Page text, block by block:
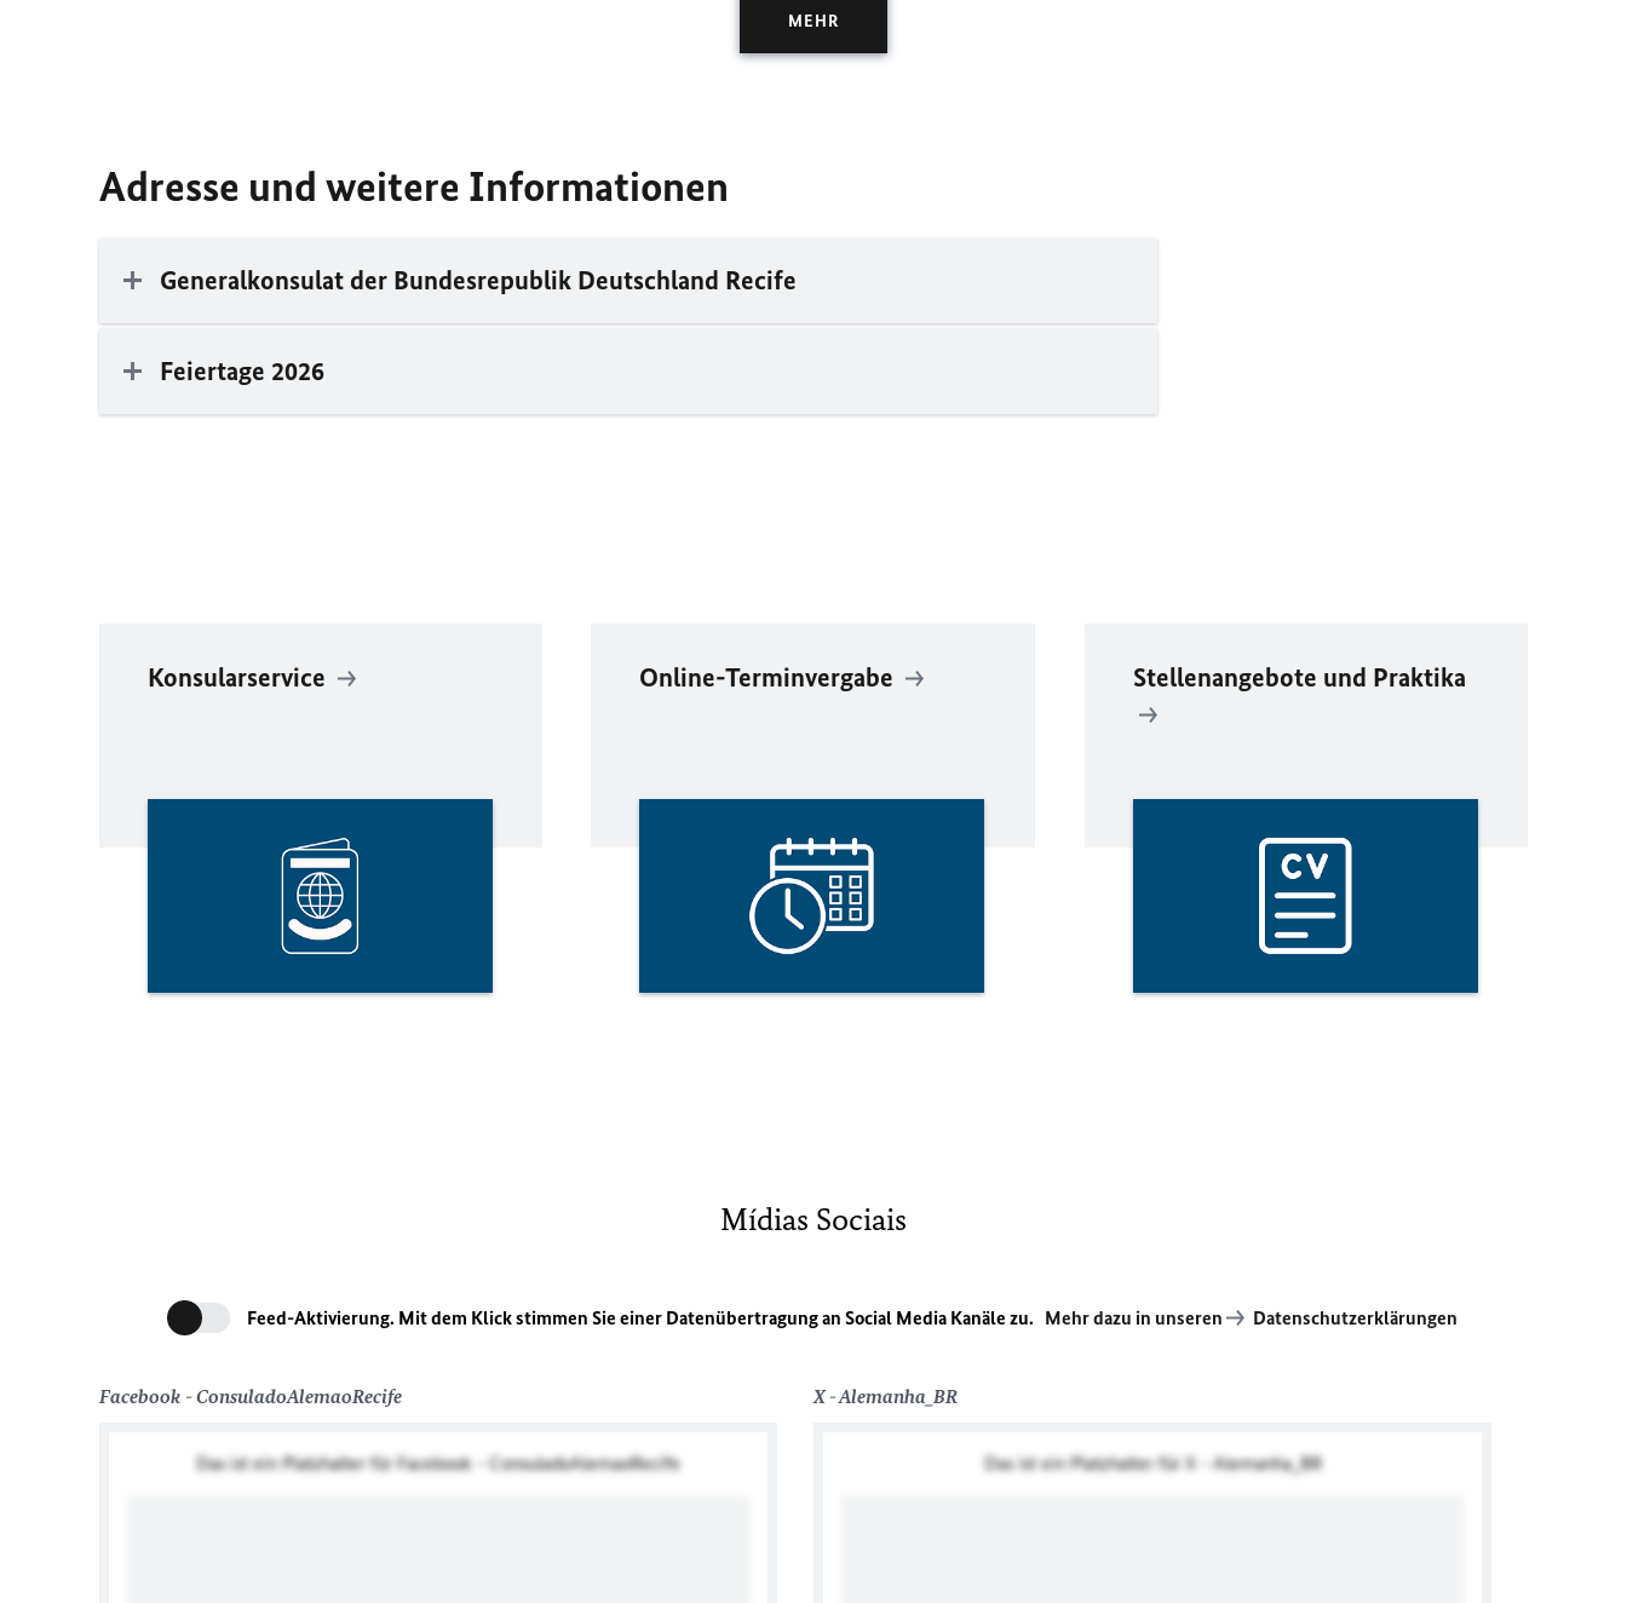
MEHR
Adresse und weitere Informationen
Generalkonsulat der Bundesrepublik Deutschland Recife
Feiertage 2026
Konsularservice Online-Terminvergabe Stellenangebote und Praktika
Mídias Sociais
Feed-Aktivierung. Mit dem Klick stimmen Sie einer Datenübertragung an Social Media Kanäle zu. Mehr dazu in unseren Datenschutzerklärungen
Facebook - ConsuladoAlemaoRecife
Das ist ein Platzhalter für Facebook - ConsuladoAlemaoRecife
X - Alemanha_BR
Das ist ein Platzhalter für X - Alemanha_BR